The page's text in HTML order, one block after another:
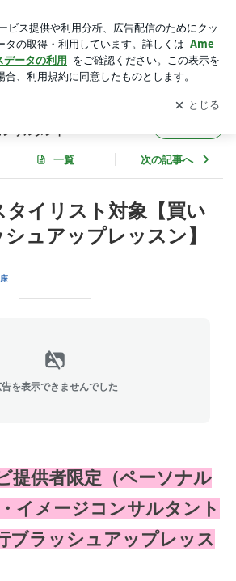
スト 魅せ方コンサルタント
して ブログの更新通知
を受け取りまし
開く
コンサルタント
一覧 次の記事へ
イリスト対象【買い
ュアップレッスン】
告を表示できませんでした
提供者限定（ペーソナル
イメージコンサルタント
ブラッシュアップレッス